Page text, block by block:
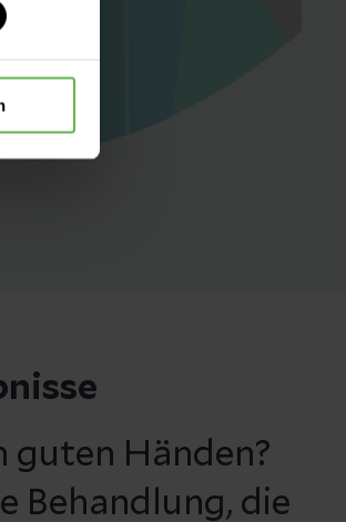
guten Händen?
Behandlung, die